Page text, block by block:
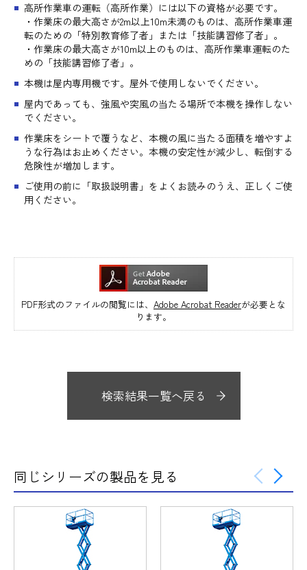
高所作業車の運転（高所作業）には以下の資格が必要です。
・作業床の最大高さが2m以上10m未満のものは、高所作業車運
転のための「特別教育修了者」または「技能講習修了者」。
・作業床の最大高さが10m以上のものは、高所作業車運転のた
めの「技能講習修了者」。
本機は屋内専用機です。屋外で使用しないでください。
屋内であっても、強風や突風の当たる場所で本機を操作しない
でください。
作業床をシートで覆うなど、本機の風に当たる面積を増やすよ
うな行為はお止めください。本機の安定性が減少し、転倒する
危険性が増加します。
ご使用の前に「取扱説明書」をよくお読みのうえ、正しくご使
用ください。
PDF形式のファイルの閲覧には、 Adobe Acrobat Readerが必要とな
ります。
検索結果一覧へ戻る
同じシリーズの製品を見る